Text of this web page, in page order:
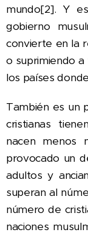
mundo[2]. Y
gobierno
convierte en la
o suprimiendo
los países
También es un
cristianas
nacen menos
provocado un
adultos y
superan al
número de
naciones